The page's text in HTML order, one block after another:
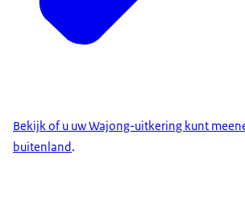
Bekijk of u uw Wajong-uitkering kunt
buitenland.